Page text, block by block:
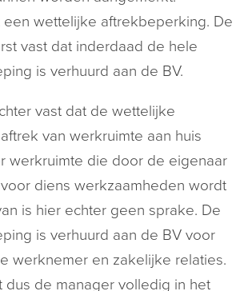
een wettelijke aftrekbeperking. De
vast dat inderdaad de hele
is verhuurd aan de BV.
vast dat de wettelijke
van werkruimte aan huis
werkruimte die door de eigenaar
diens werkzaamheden wordt
is hier echter geen sprake. De
is verhuurd aan de BV voor
werknemer en zakelijke relaties.
dus de manager volledig in het